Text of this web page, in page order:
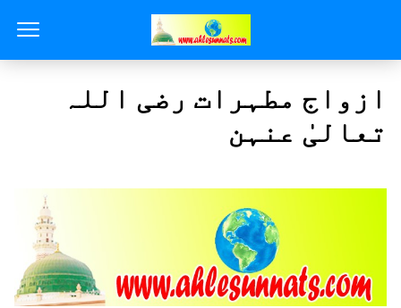
ازواج مطہرات رضی اللہ
تعالیٰ عنہن